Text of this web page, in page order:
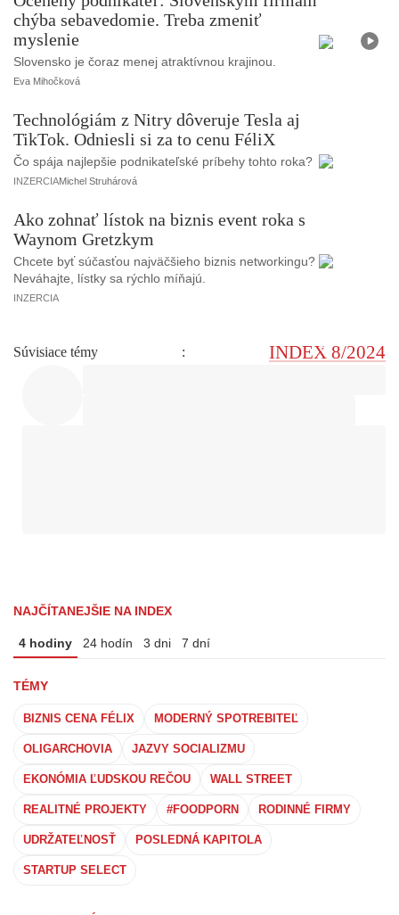
d
chýba sebavedomie. Treba zmeniť
myslenie
Slovensko je čoraz menej atraktívnou krajinou.
Eva Mihočková
Technológiám z Nitry dôveruje Tesla aj
TikTok. Odniesli si za to cenu FéliX
Čo spája najlepšie podnikateľské príbehy tohto roka?
INZERCIAMichel Struhárová
Ako zohnať lístok na biznis event roka s
Waynom Gretzkym
Chcete byť súčasťou najväčšieho biznis networkingu?
Neváhajte, lístky sa rýchlo míňajú.
INZERCIA
Súvisiace témy : INDEX 8/2024
NAJČÍTANEJŠIE NA INDEX
4 hodiny 24 hodín 3 dni 7 dní
TÉMY
BIZNIS CENA FÉLIX MODERNÝ SPOTREBITEĽ
OLIGARCHOVIA JAZVY SOCIALIZMU
EKONÓMIA ĽUDSKOU REČOU WALL STREET
REALITNÉ PROJEKTY #FOODPORN RODINNÉ FIRMY
UDRŽATEĽNOSŤ POSLEDNÁ KAPITOLA
STARTUP SELECT